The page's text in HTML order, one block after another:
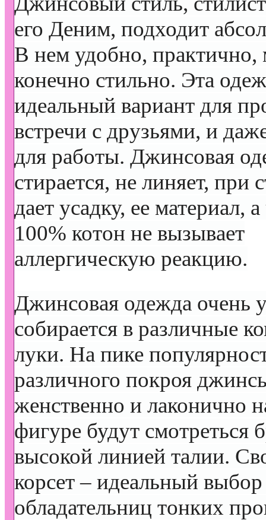
его Деним, подходит
В нем удобно, практично,
конечно стильно. Эта
идеальный вариант для
встречи с друзьями, и
для работы. Джинсовая
стирается, не линяет, при
дает усадку, ее материал,
100% котон не вызывает
аллергическую реакцию.
Джинсовая одежда очень
собирается в различные
луки. На пике
различного покроя
женственно и лаконично
фигуре будут смотреться
высокой линией талии.
корсет – идеальный
обладательниц тонких